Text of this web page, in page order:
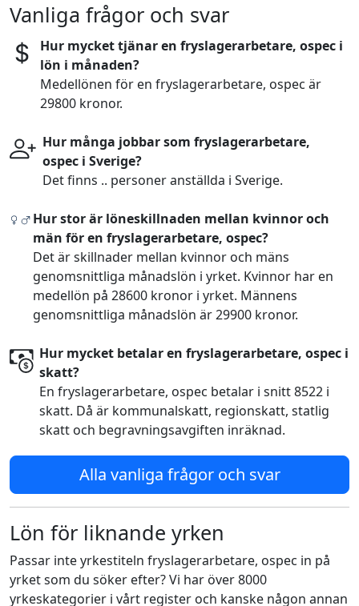
Vanliga frågor och svar
Hur mycket tjänar en fryslagerarbetare, ospec i
lön i månaden?
Medellönen för en fryslagerarbetare, ospec är
29800 kronor.
Hur många jobbar som fryslagerarbetare,
ospec i Sverige?
Det finns .. personer anställda i Sverige.
Hur stor är löneskillnaden mellan kvinnor och
män för en fryslagerarbetare, ospec?
Det är skillnader mellan kvinnor och mäns
genomsnittliga månadslön i yrket. Kvinnor har en
medellön på 28600 kronor i yrket. Männens
genomsnittliga månadslön är 29900 kronor.
Hur mycket betalar en fryslagerarbetare, ospec i
skatt?
En fryslagerarbetare, ospec betalar i snitt 8522 i
skatt. Då är kommunalskatt, regionskatt, statlig
skatt och begravningsavgiften inräknad.
Alla vanliga frågor och svar
Lön för liknande yrken
Passar inte yrkestiteln fryslagerarbetare, ospec in på
yrket som du söker efter? Vi har över 8000
yrkeskategorier i vårt register och kanske någon annan